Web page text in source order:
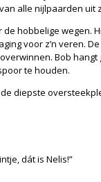
alle nijlpaarden uit
de hobbelige wegen.
voor z’n veren.
Bob hangt
te houden.
diepste
dát is Nelis!”